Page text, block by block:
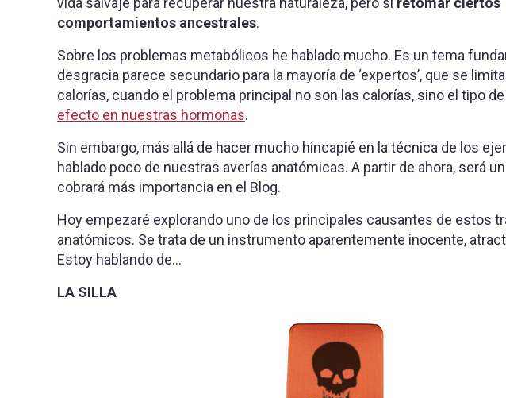
comportamientos ancestrales.
Sobre los problemas metabólicos he hablado mucho. Es un tema
desgracia parece secundario para la mayoría de ‘expertos’, que se
calorías, cuando el problema principal no son las calorías, sino el tipo
efecto en nuestras hormonas.
Sin embargo, más allá de hacer mucho hincapié en la técnica de los
hablado poco de nuestras averías anatómicas. A partir de ahora, será
cobrará más importancia en el Blog.
Hoy empezaré explorando uno de los principales causantes de estos
anatómicos. Se trata de un instrumento aparentemente inocente,
Estoy hablando de…
LA SILLA